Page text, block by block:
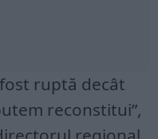
ruptă decât
reconstitui”,